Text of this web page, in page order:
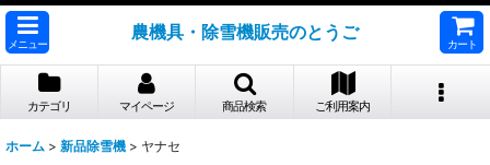
メニュー
農機具・除雪機販売のとうご
カート
カテゴリ マイページ 商品検索 ご利用案内
ホーム > 新品除雪機 > ヤナセ